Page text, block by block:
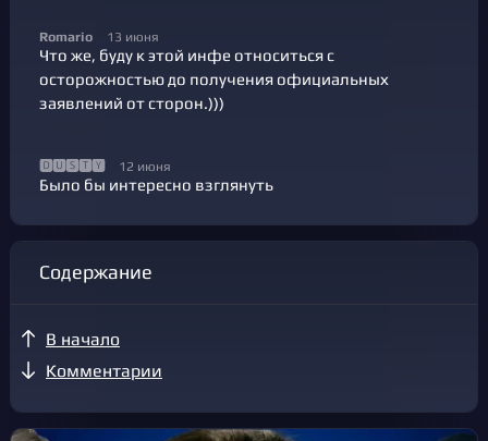
Romario 13 июня
Что же, буду к этой инфе относиться с
осторожностью до получения официальных
заявлений от сторон.)))
🅳🆄🆂🆃🆈 12 июня
Было бы интересно взглянуть
Содержание
В начало
Комментарии